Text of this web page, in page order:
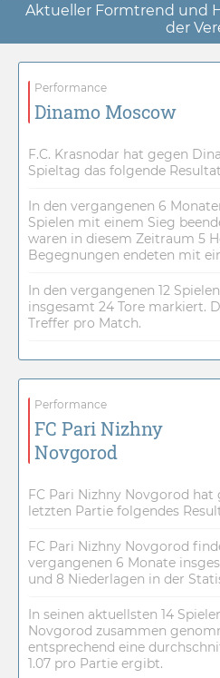
Aktueller Formtrend und
der
Performance
Dinamo Moscow
F.C. Krasnodar hat gegen
Spieltag das folgende
In den vergangenen 6
Spielen mit einem Sieg
waren in diesem Zeitraum 5
Begegnungen endeten mit
In den vergangenen 12
insgesamt 24 Tore markiert.
Treffer pro Match.
Performance
FC Pari Nizhny
Novgorod
FC Pari Nizhny Novgorod hat
letzten Partie folgendes
FC Pari Nizhny Novgorod
vergangenen 6 Monate
und 8 Niederlagen in der
In seinen aktuellsten 14
Novgorod zusammen
entsprechend eine
1.07 pro Partie ergibt.